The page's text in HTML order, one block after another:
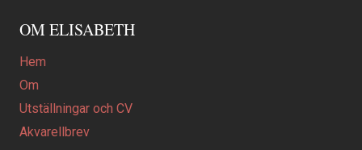
OM ELISABETH
Hem
Om
Utställningar och CV
Akvarellbrev